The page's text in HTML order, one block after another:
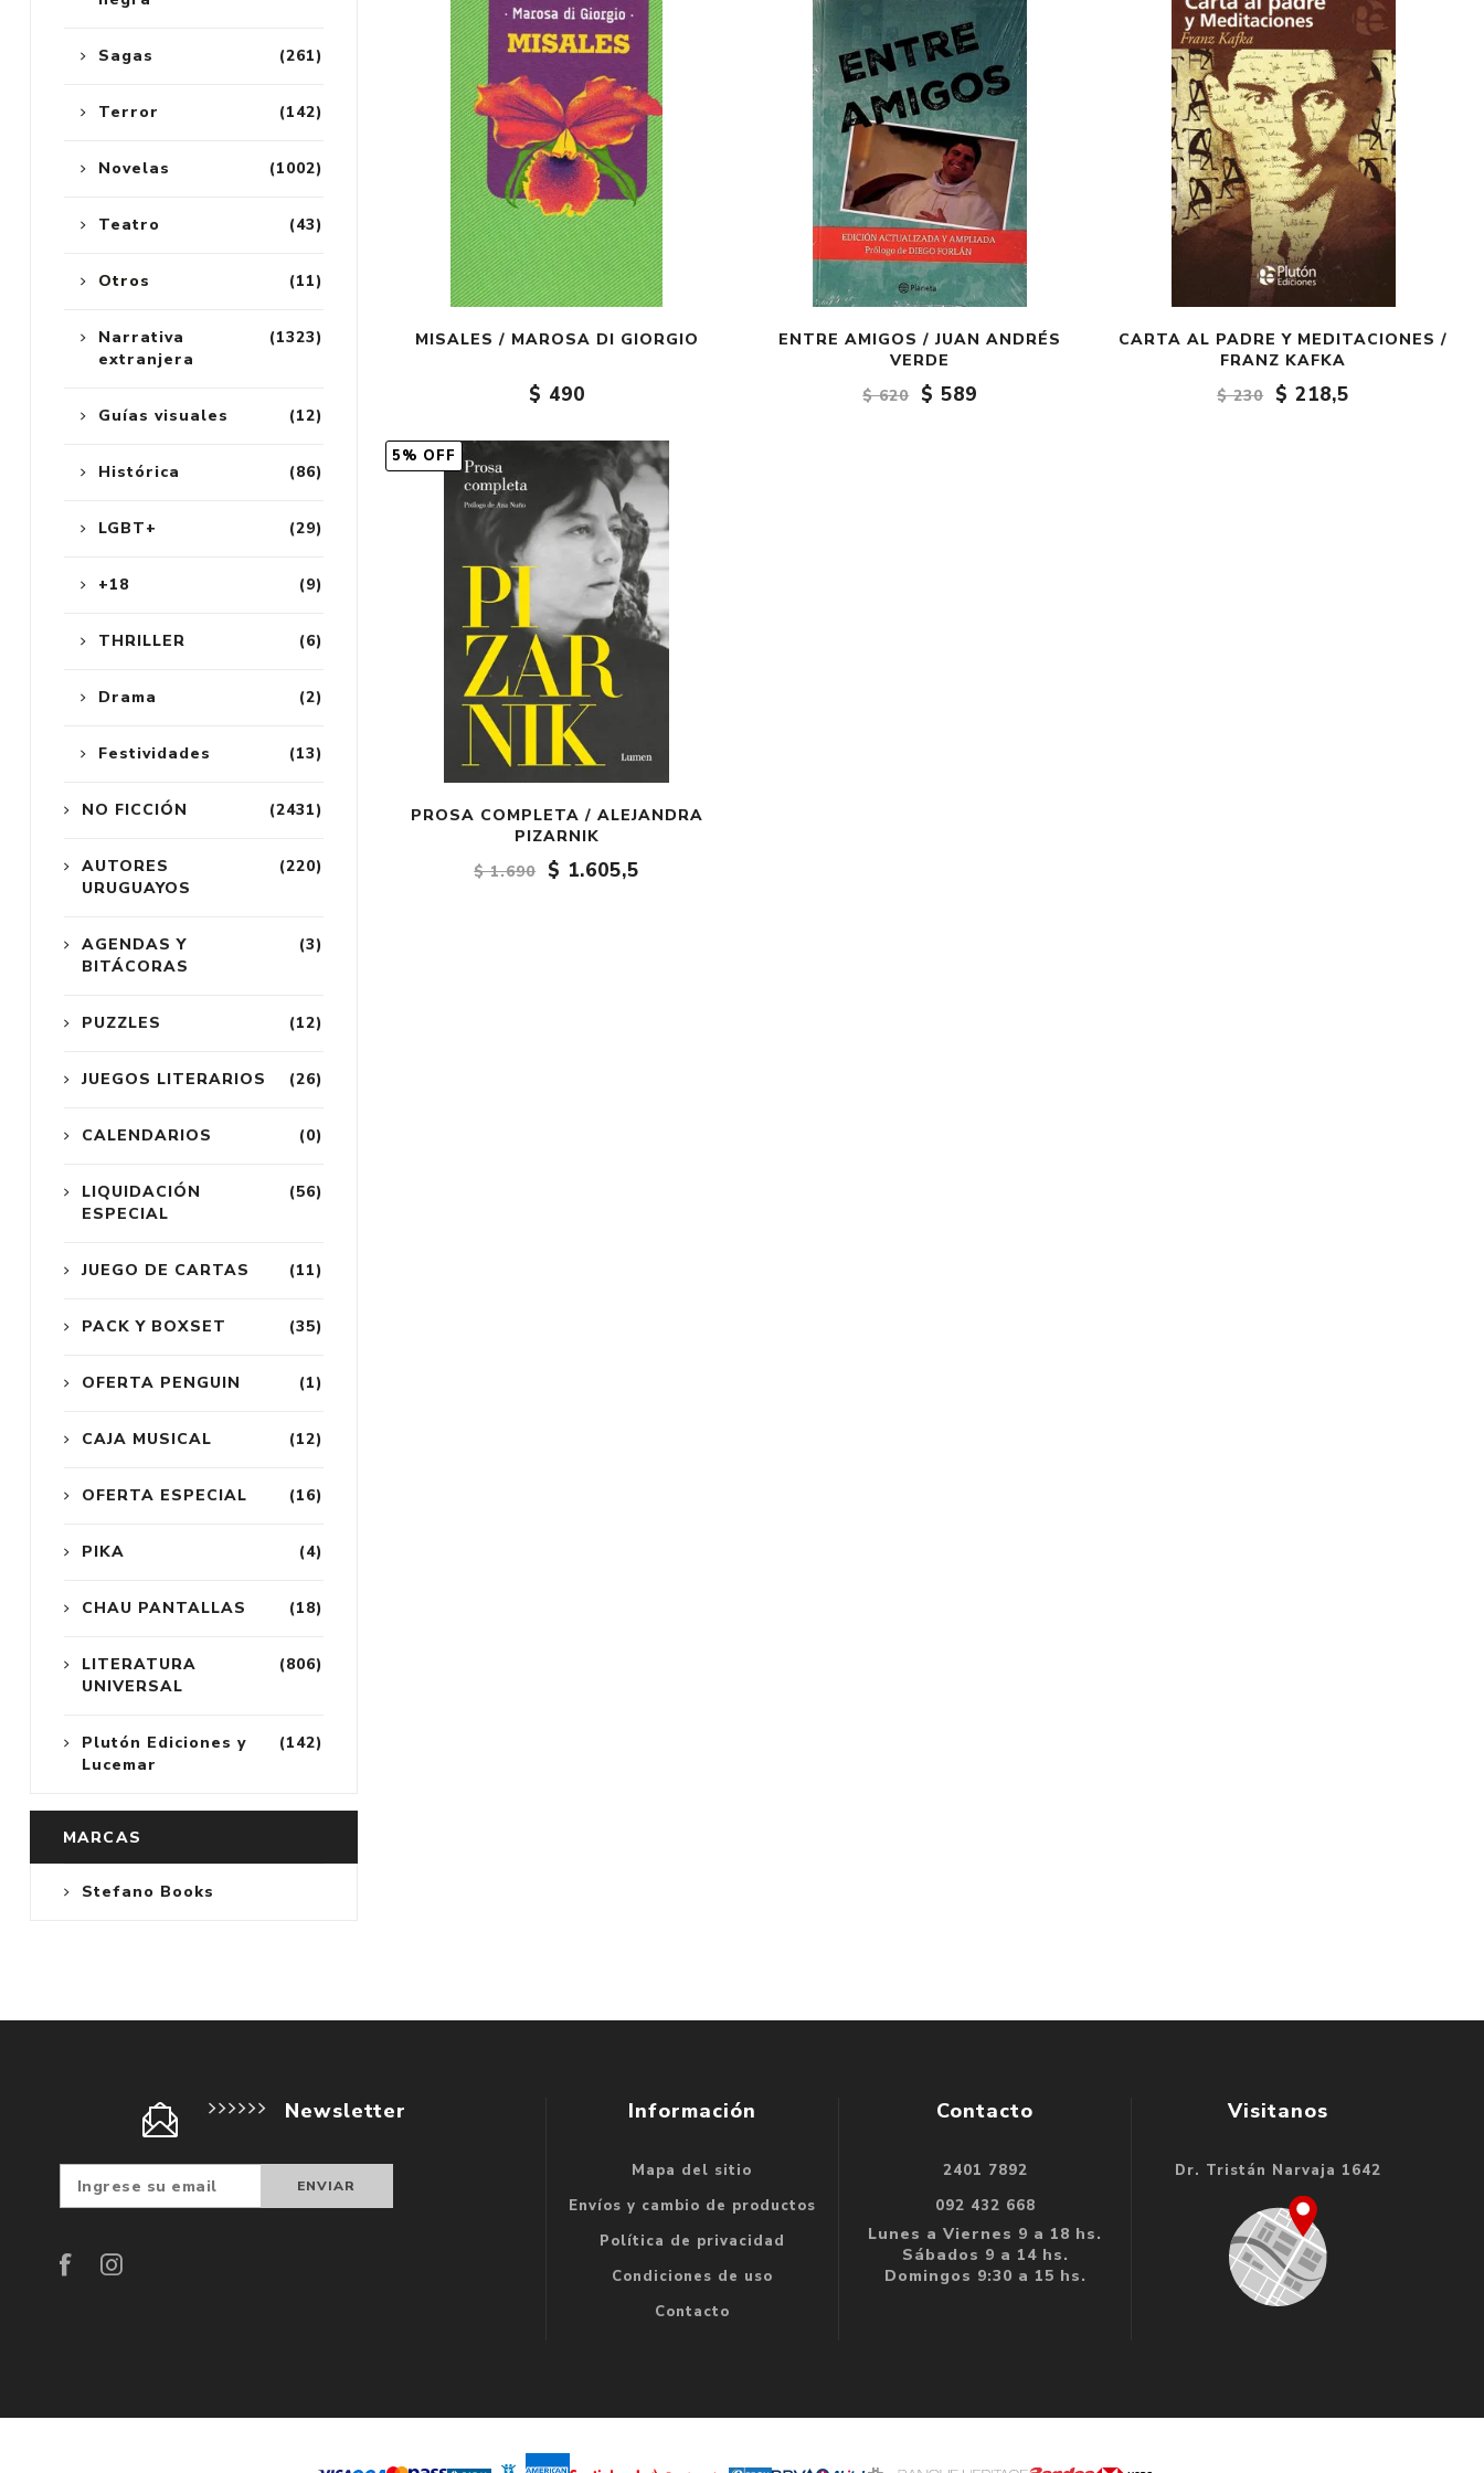
Crónica
Negocios
Ingenio
Ensayo
Ver todo
MISALES / MAROSA DI GIORGIO
$ 490
ENTRE AMIGOS / JUAN ANDRÉS
VERDE
$ 620
$ 589
CARTA AL PADRE Y MEDITACIONES /
FRANZ KAFKA
$ 230
$ 218,5
5% OFF
PROSA COMPLETA / ALEJANDRA
PIZARNIK
$ 1.690
$ 1.605,5
(261)
Sagas
(142)
Terror
(1002)
Novelas
(43)
Teatro
(11)
Otros
(1323)
Narrativa
extranjera
(12)
Guías visuales
(86)
Histórica
(29)
LGBT+
(9)
+18
(6)
THRILLER
(2)
Drama
(13)
Festividades
(2431)
NO FICCIÓN
(220)
AUTORES
URUGUAYOS
(3)
AGENDAS Y
BITÁCORAS
(12)
PUZZLES
(26)
JUEGOS LITERARIOS
(0)
CALENDARIOS
(56)
LIQUIDACIÓN
ESPECIAL
(11)
JUEGO DE CARTAS
(35)
PACK Y BOXSET
(1)
OFERTA PENGUIN
(12)
CAJA MUSICAL
(16)
OFERTA ESPECIAL
(4)
PIKA
(18)
CHAU PANTALLAS
(806)
LITERATURA
UNIVERSAL
(142)
Plutón Ediciones y
Lucemar
MARCAS
Stefano Books
Newsletter Información
Mapa del sitio
Envíos y cambio de productos
Política de privacidad
Condiciones de uso
Contacto
Contacto
2401 7892
092 432 668
Lunes a Viernes 9 a 18 hs.
Sábados 9 a 14 hs.
Domingos 9:30 a 15 hs.
Visitanos
Dr. Tristán Narvaja 1642